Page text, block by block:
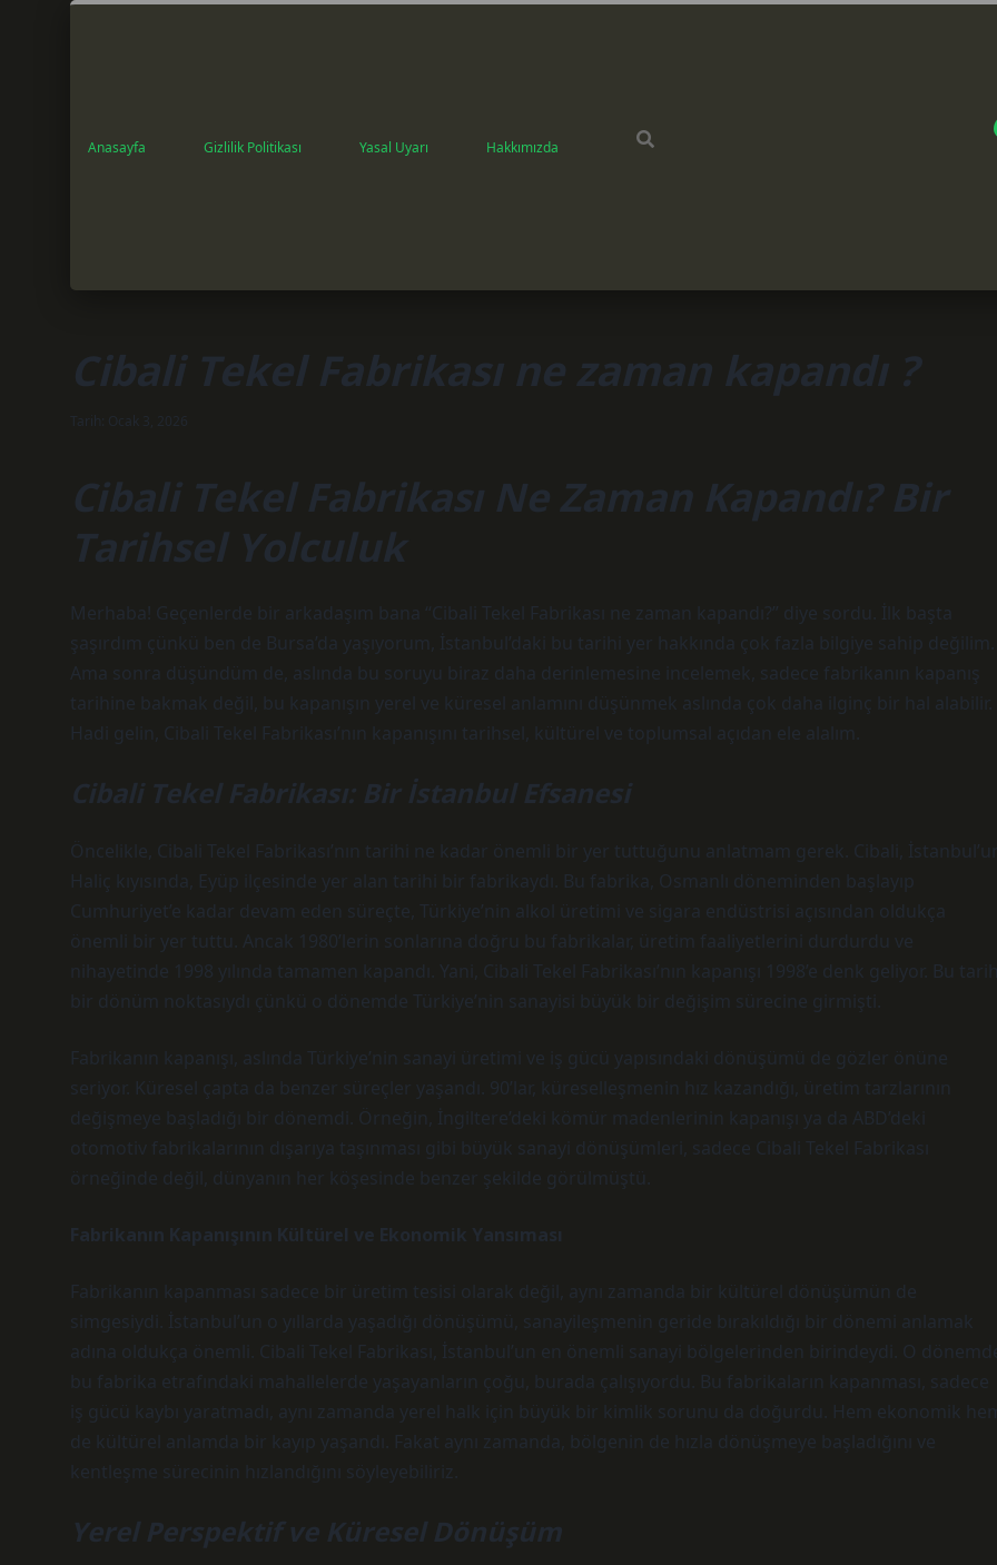
Anasayfa Gizlilik Politikası Yasal Uyarı Hakkımızda
Cibali Tekel Fabrikası ne zaman kapandı ?
Tarih: Ocak 3, 2026
Cibali Tekel Fabrikası Ne Zaman Kapandı? Bir
Tarihsel Yolculuk
Merhaba! Geçenlerde bir arkadaşım bana “Cibali Tekel Fabrikası ne zaman kapandı?” diye sordu. İlk başta
şaşırdım çünkü ben de Bursa’da yaşıyorum, İstanbul’daki bu tarihi yer hakkında çok fazla bilgiye sahip değilim.
Ama sonra düşündüm de, aslında bu soruyu biraz daha derinlemesine incelemek, sadece fabrikanın kapanış
tarihine bakmak değil, bu kapanışın yerel ve küresel anlamını düşünmek aslında çok daha ilginç bir hal alabilir.
Hadi gelin, Cibali Tekel Fabrikası’nın kapanışını tarihsel, kültürel ve toplumsal açıdan ele alalım.
Cibali Tekel Fabrikası: Bir İstanbul Efsanesi
Öncelikle, Cibali Tekel Fabrikası’nın tarihi ne kadar önemli bir yer tuttuğunu anlatmam gerek. Cibali,
Haliç kıyısında, Eyüp ilçesinde yer alan tarihi bir fabrikaydı. Bu fabrika, Osmanlı döneminden başlayıp
Cumhuriyet’e kadar devam eden süreçte, Türkiye’nin alkol üretimi ve sigara endüstrisi açısından oldukça
önemli bir yer tuttu. Ancak 1980’lerin sonlarına doğru bu fabrikalar, üretim faaliyetlerini durdurdu ve
nihayetinde 1998 yılında tamamen kapandı. Yani, Cibali Tekel Fabrikası’nın kapanışı 1998’e denk geliyor. Bu
bir dönüm noktasıydı çünkü o dönemde Türkiye’nin sanayisi büyük bir değişim sürecine girmişti.
Fabrikanın kapanışı, aslında Türkiye’nin sanayi üretimi ve iş gücü yapısındaki dönüşümü de gözler önüne
seriyor. Küresel çapta da benzer süreçler yaşandı. 90’lar, küreselleşmenin hız kazandığı, üretim tarzlarının
değişmeye başladığı bir dönemdi. Örneğin, İngiltere’deki kömür madenlerinin kapanışı ya da ABD’deki
otomotiv fabrikalarının dışarıya taşınması gibi büyük sanayi dönüşümleri, sadece Cibali Tekel Fabrikası
örneğinde değil, dünyanın her köşesinde benzer şekilde görülmüştü.
Fabrikanın Kapanışının Kültürel ve Ekonomik Yansıması
Fabrikanın kapanması sadece bir üretim tesisi olarak değil, aynı zamanda bir kültürel dönüşümün de
simgesiydi. İstanbul’un o yıllarda yaşadığı dönüşümü, sanayileşmenin geride bırakıldığı bir dönemi anlamak
adına oldukça önemli. Cibali Tekel Fabrikası, İstanbul’un en önemli sanayi bölgelerinden birindeydi. O
bu fabrika etrafındaki mahallelerde yaşayanların çoğu, burada çalışıyordu. Bu fabrikaların kapanması, sadece
iş gücü kaybı yaratmadı, aynı zamanda yerel halk için büyük bir kimlik sorunu da doğurdu. Hem ekonomik
de kültürel anlamda bir kayıp yaşandı. Fakat aynı zamanda, bölgenin de hızla dönüşmeye başladığını ve
kentleşme sürecinin hızlandığını söyleyebiliriz.
Yerel Perspektif ve Küresel Dönüşüm